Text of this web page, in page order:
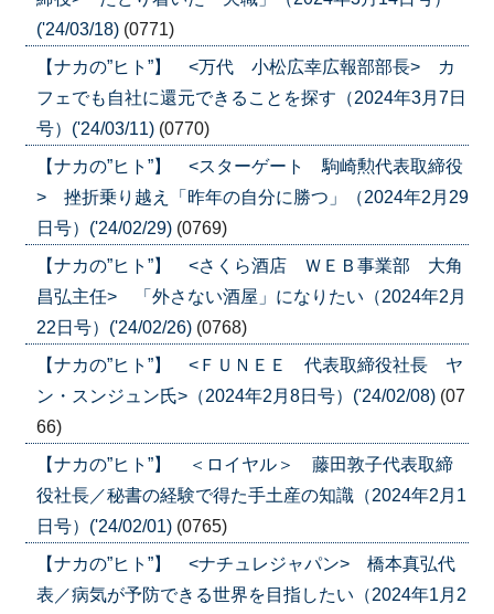
('24/03/18) (0771)
【ナカの”ヒト”】 <万代 小松広幸広報部部長> カ
フェでも自社に還元できることを探す（2024年3月7日
号）('24/03/11) (0770)
【ナカの”ヒト”】 <スターゲート 駒崎勲代表取締役
> 挫折乗り越え「昨年の自分に勝つ」（2024年2月29
日号）('24/02/29) (0769)
【ナカの”ヒト”】 <さくら酒店 ＷＥＢ事業部 大角
昌弘主任> 「外さない酒屋」になりたい（2024年2月
22日号）('24/02/26) (0768)
【ナカの”ヒト”】 <ＦＵＮＥＥ 代表取締役社長 ヤ
ン・スンジュン氏>（2024年2月8日号）('24/02/08) (07
66)
【ナカの”ヒト”】 ＜ロイヤル＞ 藤田敦子代表取締
役社長／秘書の経験で得た手土産の知識（2024年2月1
日号）('24/02/01) (0765)
【ナカの”ヒト”】 <ナチュレジャパン> 橋本真弘代
表／病気が予防できる世界を目指したい（2024年1月2